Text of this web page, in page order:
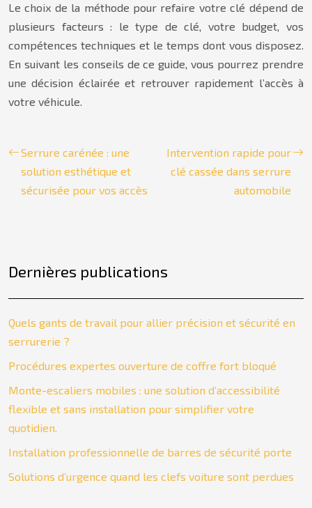
Le choix de la méthode pour refaire votre clé dépend de
plusieurs facteurs : le type de clé, votre budget, vos
compétences techniques et le temps dont vous disposez.
En suivant les conseils de ce guide, vous pourrez prendre
une décision éclairée et retrouver rapidement l’accès à
votre véhicule.
Serrure carénée : une
solution esthétique et
sécurisée pour vos accès
Intervention rapide pour
clé cassée dans serrure
automobile
Dernières publications
Quels gants de travail pour allier précision et sécurité en
serrurerie ?
Procédures expertes ouverture de coffre fort bloqué
Monte-escaliers mobiles : une solution d’accessibilité
flexible et sans installation pour simplifier votre
quotidien.
Installation professionnelle de barres de sécurité porte
Solutions d’urgence quand les clefs voiture sont perdues